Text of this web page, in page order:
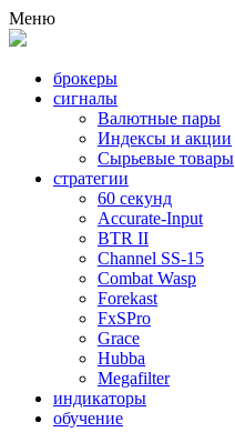
Меню
брокеры
сигналы
Валютные пары
Индексы и акции
Сырьевые товары
стратегии
60 секунд
Accurate-Input
BTR II
Channel SS-15
Combat Wasp
Forekast
FxSPro
Grace
Hubba
Megafilter
индикаторы
обучение